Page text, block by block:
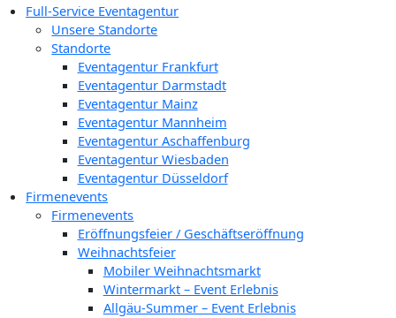
Full-Service Eventagentur
Unsere Standorte
Standorte
Eventagentur Frankfurt
Eventagentur Darmstadt
Eventagentur Mainz
Eventagentur Mannheim
Eventagentur Aschaffenburg
Eventagentur Wiesbaden
Eventagentur Düsseldorf
Firmenevents
Firmenevents
Eröffnungsfeier / Geschäftseröffnung
Weihnachtsfeier
Mobiler Weihnachtsmarkt
Wintermarkt – Event Erlebnis
Allgäu-Summer – Event Erlebnis